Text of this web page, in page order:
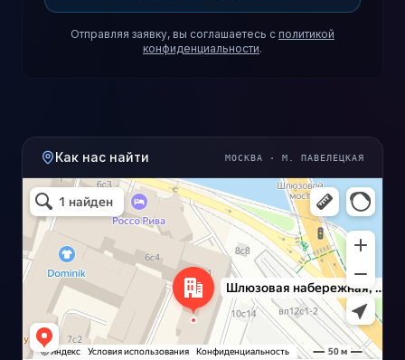
Отправляя заявку, вы соглашаетесь с политикой
конфиденциальности.
Как нас найти МОСКВА · М. ПАВЕЛЕЦКАЯ